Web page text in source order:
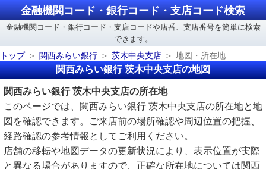
金融機関コード・銀行コード・支店コード検索
金融機関コード・銀行コード・支店コードや店番、支店番号を簡単に検索
できます。
トップ
関西みらい銀行 茨木中央支店 地図・所在地
関西みらい銀行 茨木中央支店の地図
関西みらい銀行 茨木中央支店の所在地
このページでは、関西みらい銀行 茨木中央支店の所在地と地
図を確認できます。ご来店前の場所確認や周辺位置の把握、
経路確認の参考情報としてご利用ください。
店舗の移転や地図データの更新状況により、表示位置が実際
と異なる場合がありますので、正確な所在地については関西